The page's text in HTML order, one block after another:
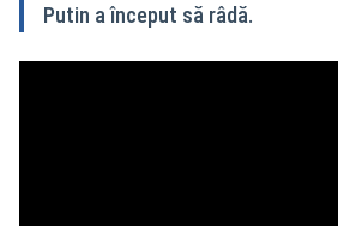
Putin a început să râdă.